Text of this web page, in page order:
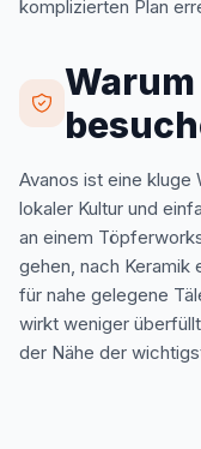
komplizierten Plan
Avanos ist eine kluge
lokaler Kultur und
an einem
gehen, nach Keramik
für nahe gelegene
wirkt weniger
der Nähe der